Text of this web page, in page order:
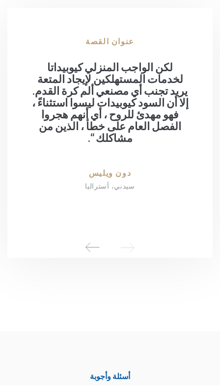
عنوان القصة
لكن الواجب المنزلي كيوبيداتا
لخدمات المستهلكين لإيجاد المتعة
يريد تجنب أي مصنعي ألم كرة القدم.
إلا أن السود كيوبيدات ليسوا استثناءً ،
فهو مهدئ للروح ، أي أنهم هجروا
الفصل العام على خطأ ، الذين من
مشاكلك “.
دون ويليس
سيدني، أستراليا
أسئلة وأجوبة